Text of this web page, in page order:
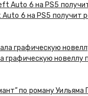
6 на PS5 получит
графическую новеллу